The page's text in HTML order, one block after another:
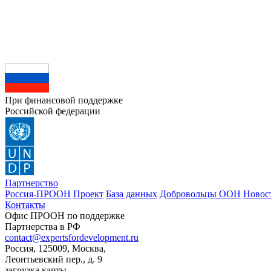
При финансовой поддержке
Российской федерации
Партнерство
Россия-ПРООН Проект База данных Добровольцы ООН
Контакты
Офис ПРООН по поддержке
Партнерства в РФ
contact@expertsfordevelopment.ru
Россия, 125009, Москва,
Леонтьевский пер., д. 9